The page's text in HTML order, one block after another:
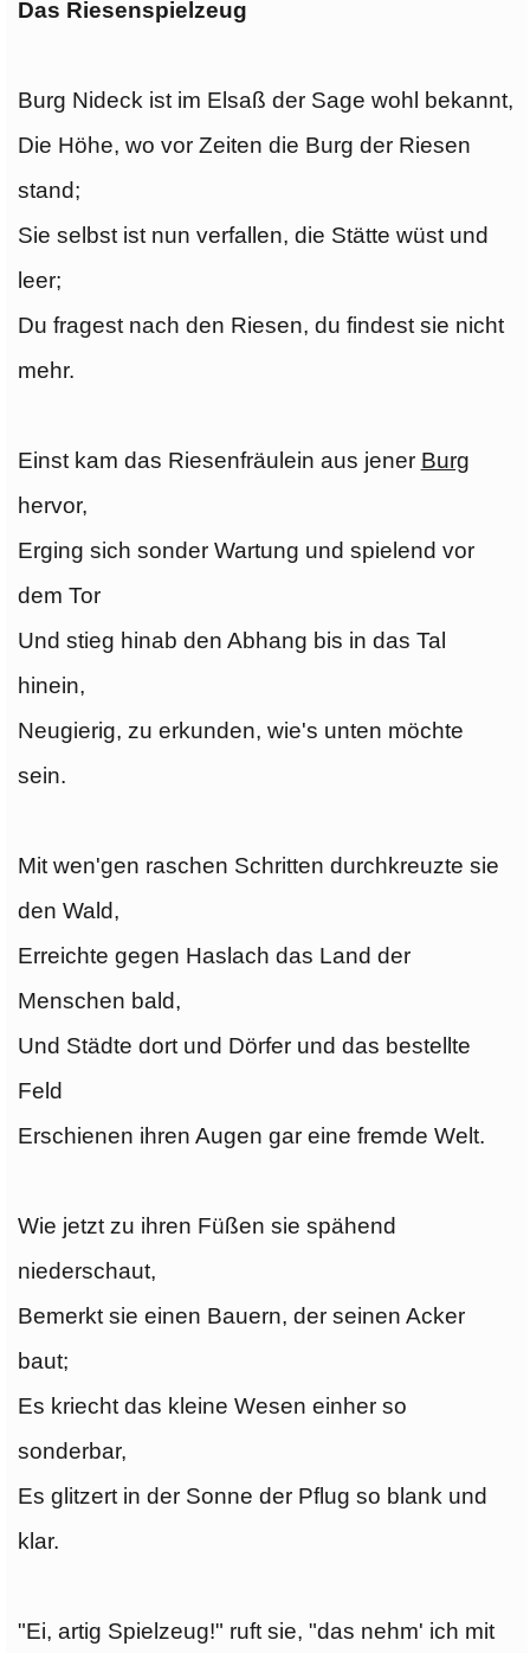
Das Riesenspielzeug
Burg Nideck ist im Elsaß der Sage wohl bekannt,
Die Höhe, wo vor Zeiten die Burg der Riesen
stand;
Sie selbst ist nun verfallen, die Stätte wüst und
leer;
Du fragest nach den Riesen, du findest sie nicht
mehr.
Einst kam das Riesenfräulein aus jener Burg
hervor,
Erging sich sonder Wartung und spielend vor
dem Tor
Und stieg hinab den Abhang bis in das Tal
hinein,
Neugierig, zu erkunden, wie's unten möchte
sein.
Mit wen'gen raschen Schritten durchkreuzte sie
den Wald,
Erreichte gegen Haslach das Land der
Menschen bald,
Und Städte dort und Dörfer und das bestellte
Feld
Erschienen ihren Augen gar eine fremde Welt.
Wie jetzt zu ihren Füßen sie spähend
niederschaut,
Bemerkt sie einen Bauern, der seinen Acker
baut;
Es kriecht das kleine Wesen einher so
sonderbar,
Es glitzert in der Sonne der Pflug so blank und
klar.
"Ei, artig Spielzeug!" ruft sie, "das nehm' ich mit